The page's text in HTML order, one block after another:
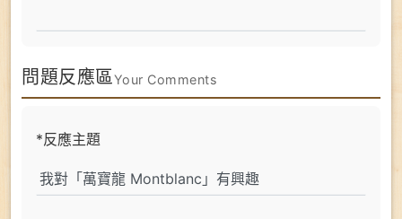
問題反應區Your Comments
*反應主題